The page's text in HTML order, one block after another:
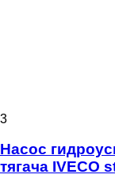
3
Насос
тягача IVECO